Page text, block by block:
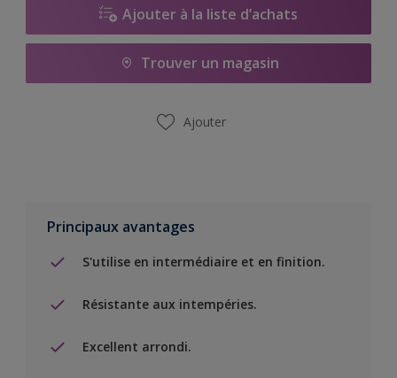
Ajouter à la liste d’achats
Trouver un magasin
Ajouter
Principaux avantages
S'utilise en intermédiaire et en finition.
Résistante aux intempéries.
Excellent arrondi.